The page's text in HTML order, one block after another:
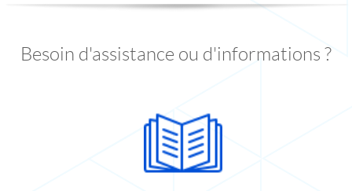
Besoin d'assistance ou d'informations ?